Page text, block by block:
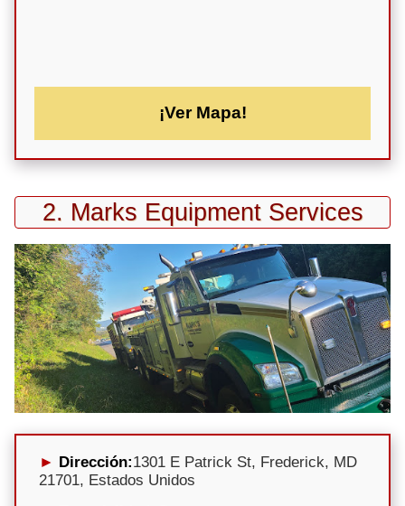
¡Ver Mapa!
2. Marks Equipment Services
Dirección:1301 E Patrick St, Frederick, MD
21701, Estados Unidos